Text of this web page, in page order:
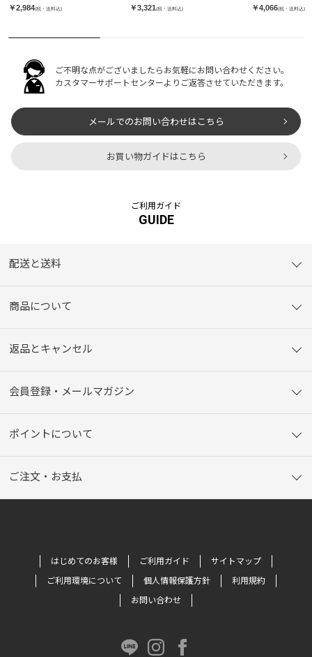
￥2,984(税・送料込) ￥3,321(税・送料込) ￥4,066(税・送料込)
ご不明な点がございましたらお気軽にお問い合わせください。
カスタマーサポートセンターよりご返答させていただきます。
メールでのお問い合わせはこちら
お買い物ガイドはこちら
ご利用ガイド
GUIDE
配送と送料
商品について
返品とキャンセル
会員登録・メールマガジン
ポイントについて
ご注文・お支払
はじめてのお客様 ご利用ガイド
サイトマップ
ご利用環境について
個人情報保護方針
利用規約
お問い合わせ